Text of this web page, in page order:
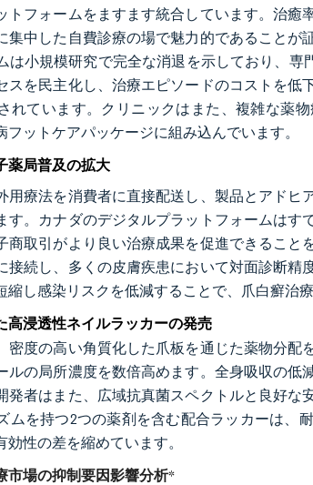
トフォームをますます統合しています。治
集中した自費診療の場で魅力的であること
は小規模研究で完全な消退を示しており、専
スを民主化し、治療エピソードのコストを
れています。クリニックはまた、複雑な薬
ットケアパッケージに組み込んでいます。
薬局普及の拡大
用療法を消費者に直接配送し、製品とアド
す。カナダのデジタルプラットフォームは
商取引がより良い治療成果を促進できるこ
接続し、多くの皮膚疾患において対面診断
縮し感染リスクを低減することで、爪白癬治
高浸透性ネイルラッカーの発売
密度の高い角質化した爪板を通じた薬物分
ルの局所濃度を数倍高めます。全身吸収の
発者はまた、広域抗真菌スペクトルと良好
ムを持つ2つの薬剤を含む配合ラッカーは、
性の差を縮めています。
市場の抑制要因影響分析*